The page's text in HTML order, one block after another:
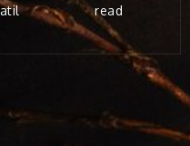
read